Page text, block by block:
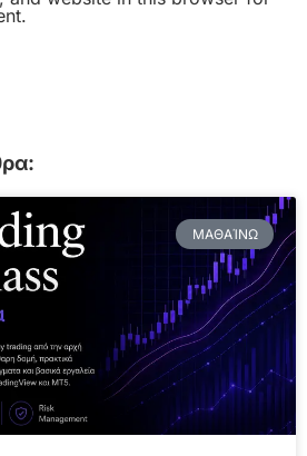
ΜΑΘΑΊΝΩ